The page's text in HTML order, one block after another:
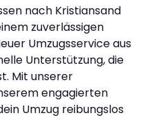
nach Kristiansand
zuverlässigen
Umzugsservice aus
Unterstützung, die
Mit unserer
engagierten
Umzug reibungslos